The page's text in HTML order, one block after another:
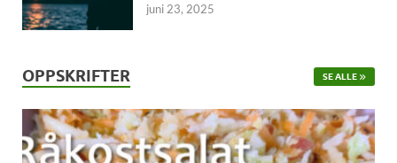
juni 23, 2025
OPPSKRIFTER SE ALLE